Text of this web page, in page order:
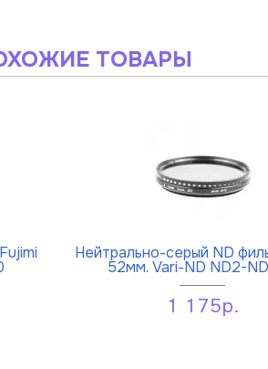
ТОВАРЫ
Нейтрально-серый ND
52мм. Vari-ND ND2-
1 175р.